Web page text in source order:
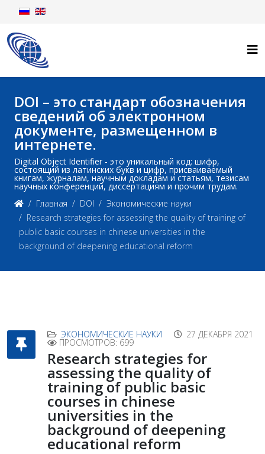
DOI – это стандарт обозначения
сведений об электронном
документе, размещенном в
интернете.
Digital Object Identifier - это уникальный код: шифр,
состоящий из латинских букв и цифр, присваиваемый
книгам, журналам, научным докладам и статьям, тезисам
научных конференций, диссертациям и прочим трудам.
Главная
DOI
Экономические науки
Research strategies for assessing the quality of training of
public basic courses in chinese universities in the
background of deepening educational reform
ЭКОНОМИЧЕСКИЕ НАУКИ 27 ДЕКАБРЯ 2021
ПРОСМОТРОВ: 699
Research strategies for
assessing the quality of
training of public basic
courses in chinese
universities in the
background of deepening
educational reform